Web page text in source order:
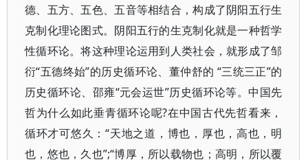
德、五方、五色、五音等相结合，构成了阴阳五行生
克制化理论图式。阴阳五行的生克制化就是一种哲学
性循环论。将这种理论运用到人类社会，就形成了邹
衍“五德终始”的历史循环论、董仲舒的 “三统三正”的
历史循环论、邵雍“元会运世”历史循环论等。中国先
哲为什么如此垂青循环论呢?在中国古代先哲看来，
循环才可悠久：“天地之道，博也，厚也，高也，明
也，悠也，久也”;“博厚，所以载物也；高明，所以覆